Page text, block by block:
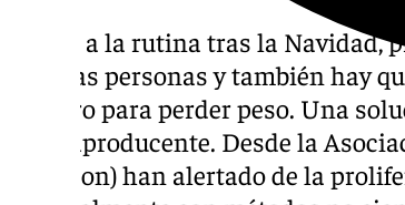
Vuelta a la rutina tras la Navidad,
muchas personas y también hay
milagro para perder peso. Una
contraproducente. Desde la
(Asescon) han alertado de la